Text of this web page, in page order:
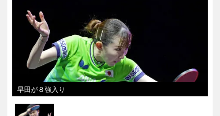
早田が８強入り